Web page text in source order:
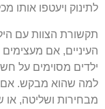
לתינוק ויעטפו אותו
תקשורת הצוות עם
העיניים, אם
ילדים מסוימים על
למה שהוא מבקש. אם
מבחירות ושליטה,